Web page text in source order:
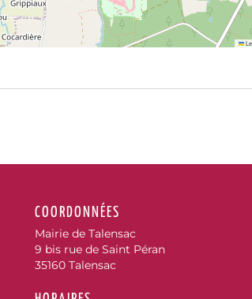
COORDONNÉES
Mairie de Talensac
9 bis rue de Saint Péran
35160 Talensac